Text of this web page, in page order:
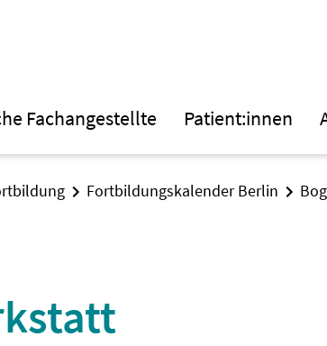
Fachangestellte Patient:innen
Fortbildungskalender Berlin